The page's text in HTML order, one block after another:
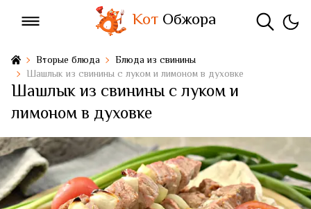
КотОбжора
Вторые блюда
Блюда из свинины
Шашлык из свинины с луком и лимоном в духовке
Шашлык из свинины с луком и
лимоном в духовке